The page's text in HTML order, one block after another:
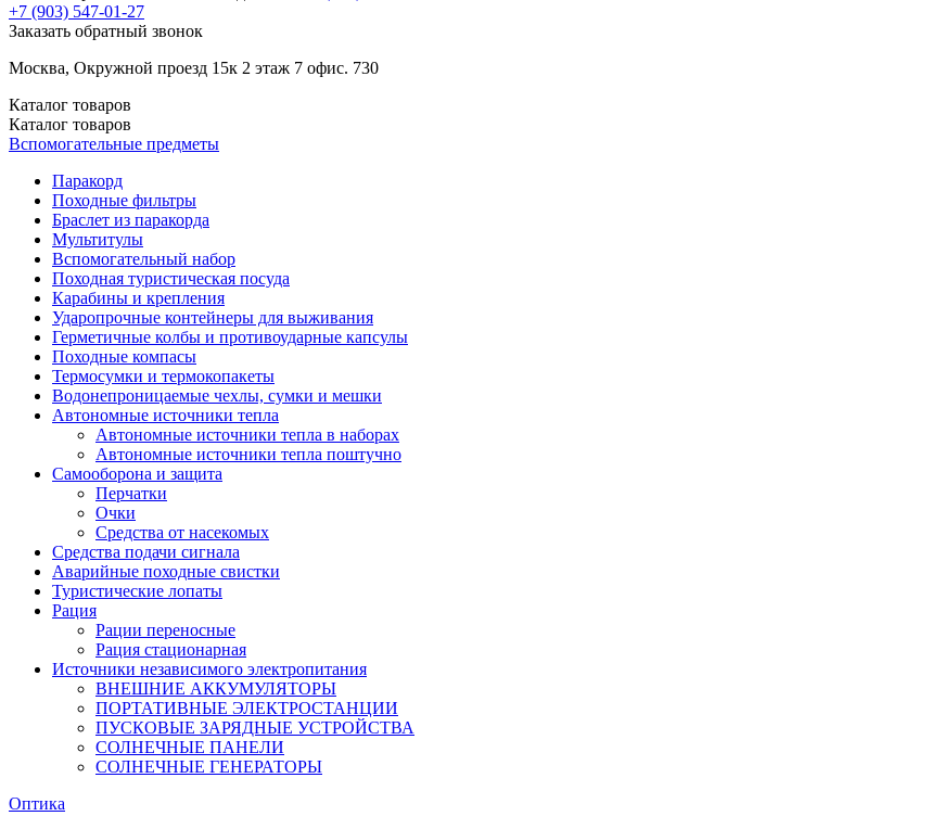
+7 (903) 547-01-27
Заказать обратный звонок
Москва, Окружной проезд 15к 2 этаж 7 офис. 730
Каталог товаров
Каталог товаров
Вспомогательные предметы
Паракорд
Походные фильтры
Браслет из паракорда
Мультитулы
Вспомогательный набор
Походная туристическая посуда
Карабины и крепления
Ударопрочные контейнеры для выживания
Герметичные колбы и противоударные капсулы
Походные компасы
Термосумки и термокопакеты
Водонепроницаемые чехлы, сумки и мешки
Автономные источники тепла
Автономные источники тепла в наборах
Автономные источники тепла поштучно
Самооборона и защита
Перчатки
Очки
Средства от насекомых
Средства подачи сигнала
Аварийные походные свистки
Туристические лопаты
Рация
Рации переносные
Рация стационарная
Источники независимого электропитания
ВНЕШНИЕ АККУМУЛЯТОРЫ
ПОРТАТИВНЫЕ ЭЛЕКТРОСТАНЦИИ
ПУСКОВЫЕ ЗАРЯДНЫЕ УСТРОЙСТВА
СОЛНЕЧНЫЕ ПАНЕЛИ
СОЛНЕЧНЫЕ ГЕНЕРАТОРЫ
Оптика